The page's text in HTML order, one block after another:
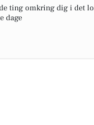
ting omkring dig i det
dage